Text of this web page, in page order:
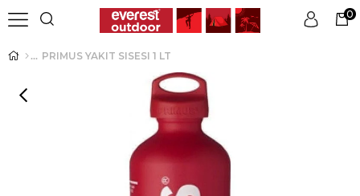
Üye Girişi
0
PRIMUS YAKIT SISESI 1 LT